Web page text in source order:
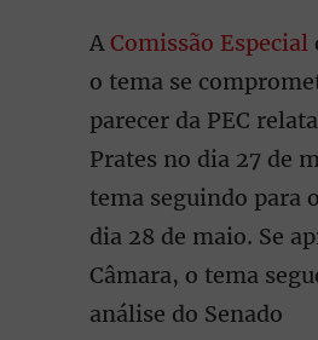
AComissão Especial
o tema se
parecer da PEC
Prates no dia 27 de
tema seguindo para
dia 28 de maio. Se
Câmara, o tema
análise do Senado